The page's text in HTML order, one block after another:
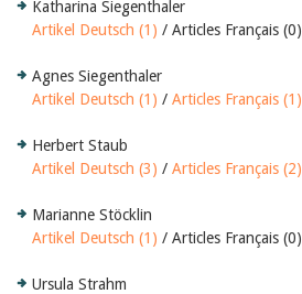
Katharina Siegenthaler
Artikel Deutsch (1) / Articles Français (0)
Agnes Siegenthaler
Artikel Deutsch (1) / Articles Français (1)
Herbert Staub
Artikel Deutsch (3) / Articles Français (2)
Marianne Stöcklin
Artikel Deutsch (1) / Articles Français (0)
Ursula Strahm